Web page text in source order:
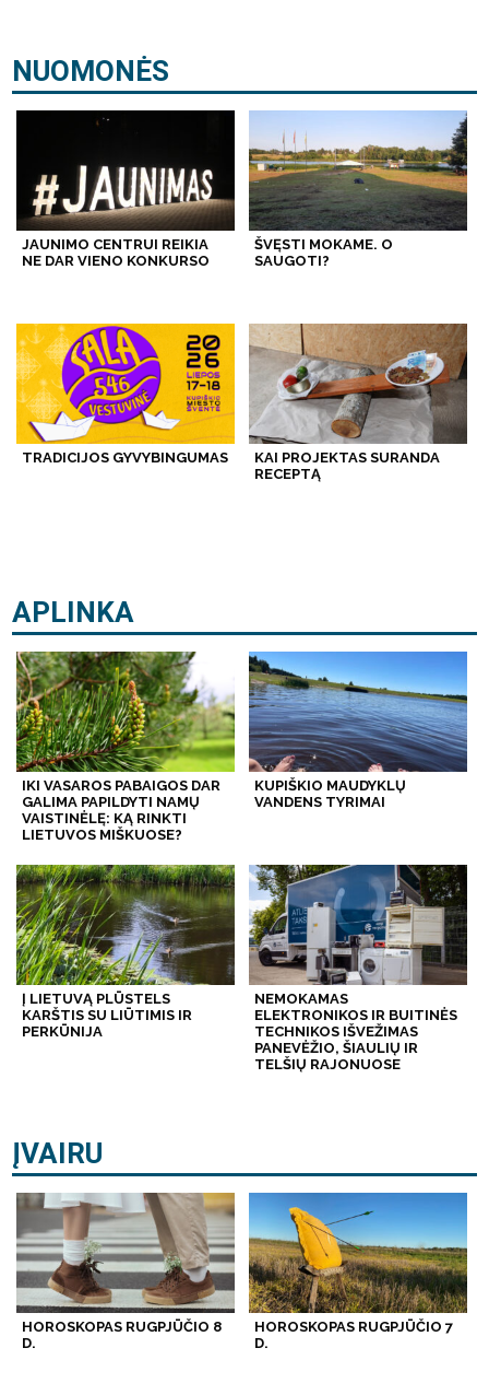
NUOMONĖS
JAUNIMO CENTRUI REIKIA
NE DAR VIENO KONKURSO
ŠVĘSTI MOKAME. O
SAUGOTI?
TRADICIJOS GYVYBINGUMAS
KAI PROJEKTAS SURANDA
RECEPTĄ
APLINKA
IKI VASAROS PABAIGOS DAR
GALIMA PAPILDYTI NAMŲ
VAISTINĖLĘ: KĄ RINKTI
LIETUVOS MIŠKUOSE?
KUPIŠKIO MAUDYKLŲ
VANDENS TYRIMAI
Į LIETUVĄ PLŪSTELS
KARŠTIS SU LIŪTIMIS IR
PERKŪNIJA
NEMOKAMAS
ELEKTRONIKOS IR BUITINĖS
TECHNIKOS IŠVEŽIMAS
PANEVĖŽIO, ŠIAULIŲ IR
TELŠIŲ RAJONUOSE
ĮVAIRU
HOROSKOPAS RUGPJŪČIO 8
D.
HOROSKOPAS RUGPJŪČIO 7
D.